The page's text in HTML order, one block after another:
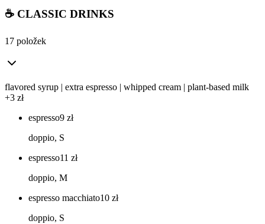
☕ CLASSIC DRINKS
17 položek
flavored syrup | extra espresso | whipped cream | plant-based milk
+3 zł
espresso9 zł
doppio, S
espresso11 zł
doppio, M
espresso macchiato10 zł
doppio, S